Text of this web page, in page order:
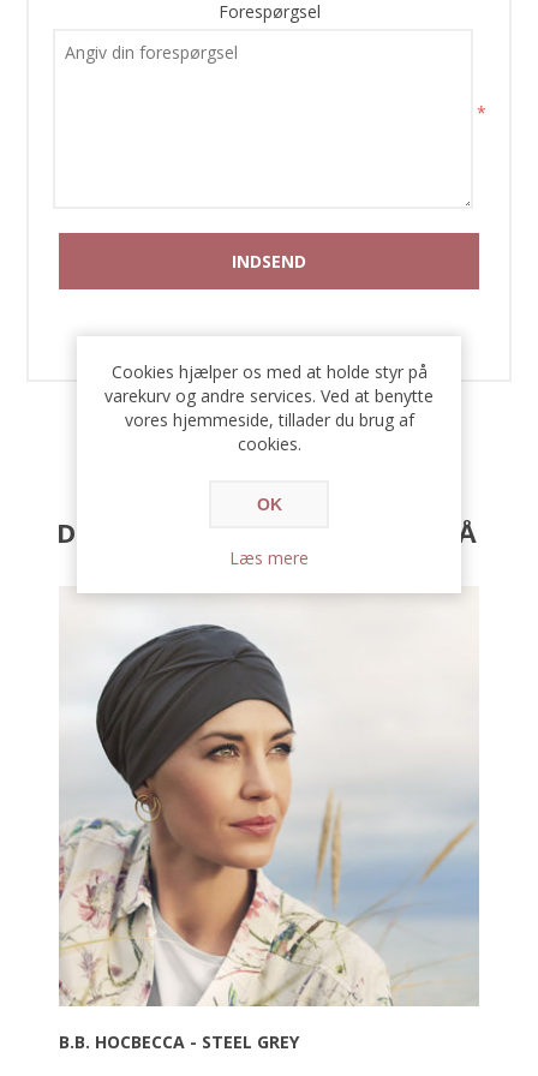
Forespørgsel
*
KUNDER DER HAR KØBT
DENNE VARE KØBTE OGSÅ
B.B. HOCBECCA - STEEL GREY
Cookies hjælper os med at holde styr på
varekurv og andre services. Ved at benytte
vores hjemmeside, tillader du brug af
cookies.
OK
Læs mere